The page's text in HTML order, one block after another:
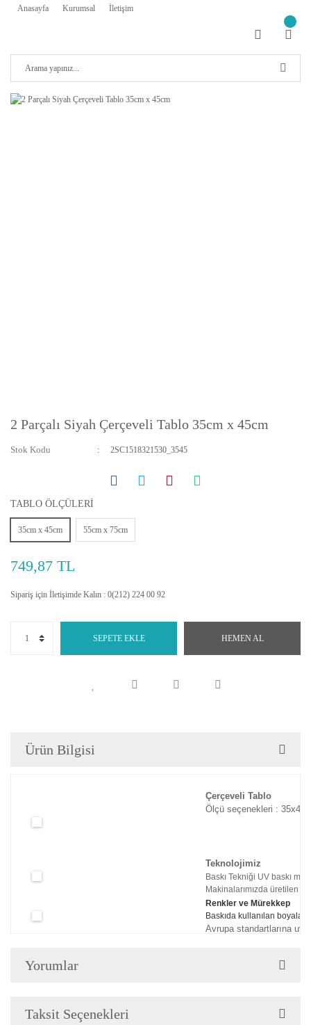
Anasayfa Kurumsal İletişim
2 Parçalı Siyah Çerçeveli Tablo 35cm x 45cm
Stok Kodu 2SC1518321530_3545
TABLO ÖLÇÜLERİ
35cm x 45cm 55cm x 75cm
749,87 TL
Sipariş için İletişimde Kalın : 0(212) 224 00 92
SEPETE EKLE HEMEN AL
Ürün Bilgisi
Çerçeveli Tablo
Ölçü seçenekleri :
Teknolojimiz
Baskı Tekniği UV baskı
Makinalarımızda üretilen
Renkler ve Mürekkep
Baskıda kullanılan
Avrupa standartlarına
Yorumlar
Taksit Seçenekleri